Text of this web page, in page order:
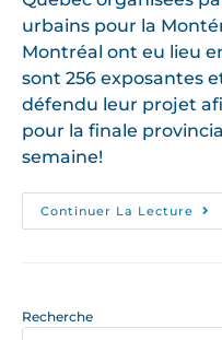
urbains pour la
Montréal ont eu lieu
sont 256 exposantes
défendu leur projet
pour la finale
semaine!
Continuer La Lecture
Recherche